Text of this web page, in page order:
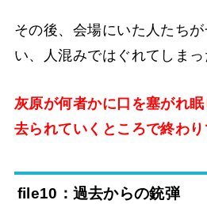
その後、会場にいた人たち
い、人混みではぐれてしまっ
灰原が何者かに口を塞がれ
去られていくところで終わり
file10：過去からの銃弾